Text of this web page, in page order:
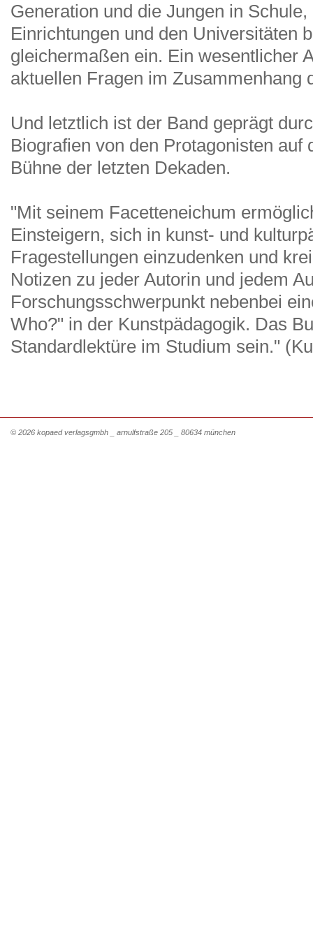
Generation und die Jungen in
Einrichtungen und den Universitäten
gleichermaßen ein. Ein wesentlicher
aktuellen Fragen im Zusammenhang
Und letztlich ist der Band geprägt
Biografien von den Protagonisten auf
Bühne der letzten Dekaden.
"Mit seinem Facetteneichum
Einsteigern, sich in kunst- und
Fragestellungen einzudenken und
Notizen zu jeder Autorin und jedem
Forschungsschwerpunkt nebenbei
Who?" in der Kunstpädagogik. Das
Standardlektüre im Studium sein."
© 2026 kopaed verlagsgmbh _ arnulfstraße 205 _ 80634 münchen